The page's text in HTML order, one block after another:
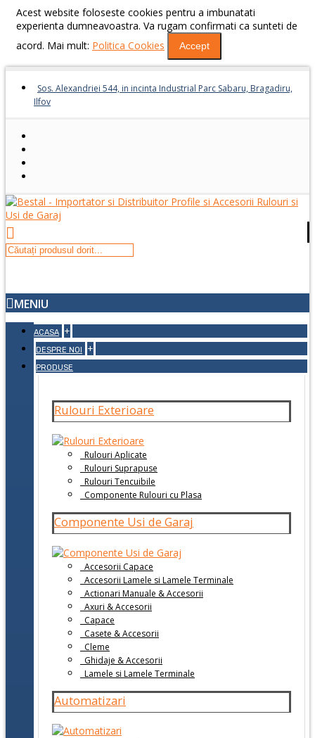
Acest website foloseste cookies pentru a imbunatati
experienta dumneavoastra. Va rugam confirmati ca sunteti de
acord. Mai mult: Politica Cookies Accept
Sos. Alexandriei 544, in incinta Industrial Parc Sabaru, Bragadiru,
Ilfov
MENIU
ACASA +
DESPRE NOI +
PRODUSE
Rulouri Exterioare
Rulouri Aplicate
Rulouri Suprapuse
Rulouri Tencuibile
Componente Rulouri cu Plasa
Componente Usi de Garaj
Accesorii Capace
Accesorii Lamele si Lamele Terminale
Actionari Manuale & Accesorii
Axuri & Accesorii
Capace
Casete & Accesorii
Cleme
Ghidaje & Accesorii
Lamele si Lamele Terminale
Automatizari